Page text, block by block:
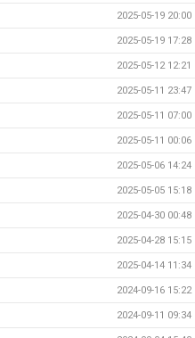
2025-05-19 20:00
2025-05-19 17:28
2025-05-12 12:21
2025-05-11 23:47
2025-05-11 07:00
2025-05-11 00:06
2025-05-06 14:24
2025-05-05 15:18
2025-04-30 00:48
2025-04-28 15:15
2025-04-14 11:34
2024-09-16 15:22
2024-09-11 09:34